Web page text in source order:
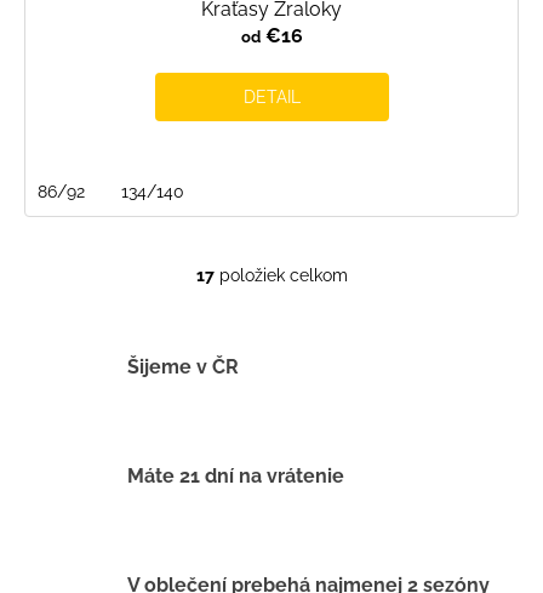
Kraťasy Žraloky
od€16
DETAIL
86/92 134/140
O
i
v
17položiek celkom
Šijeme v ČR
Máte 21 dní na vrátenie
V oblečení prebehá najmenej 2 sezóny